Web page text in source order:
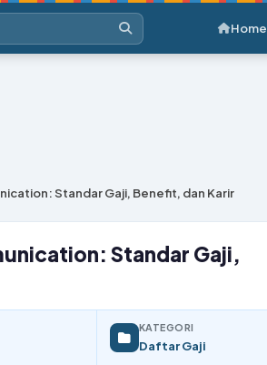
Home
Standar Gaji, Benefit, dan Karir
Standar Gaji,
KATEGORI
Daftar Gaji